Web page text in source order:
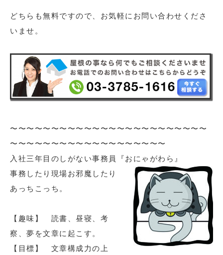
どちらも無料ですので、お気軽にお問い合わせくださ
いませ。
〜〜〜〜〜〜〜〜〜〜〜〜〜〜〜〜〜〜〜〜〜〜〜〜
〜〜〜〜〜〜〜〜〜〜〜〜〜〜〜〜〜〜〜
入社三年目のしがない事務員『おにゃがわら』
事務したり現場お邪魔したり
あっちこっち。
【趣味】 読書、昼寝、考
察、夢を文章に起こす。
【目標】 文章構成力の上